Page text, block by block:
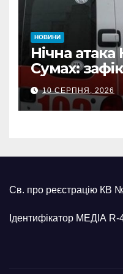
НОВИНИ
Нічна
Сумах:
влучань,
п’ятеро
10 СЕРПНЯ, 2026
Св. про реєстрацію КВ
Ідентифікатор МЕДІА